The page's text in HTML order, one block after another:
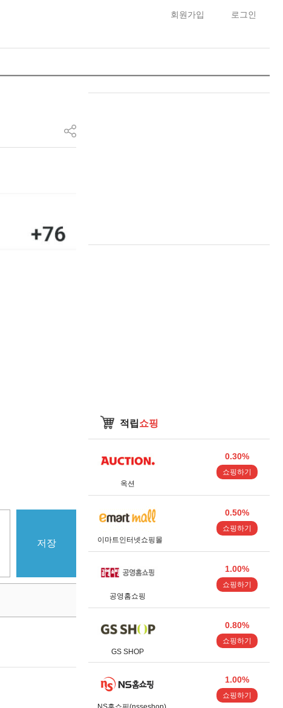
회원가입 로그인
저장
적립쇼핑
옥션
0.30%
쇼핑하기
이마트인터넷쇼핑몰
0.50%
쇼핑하기
공영홈쇼핑
1.00%
쇼핑하기
GS SHOP
0.80%
쇼핑하기
1.00%
쇼핑하기